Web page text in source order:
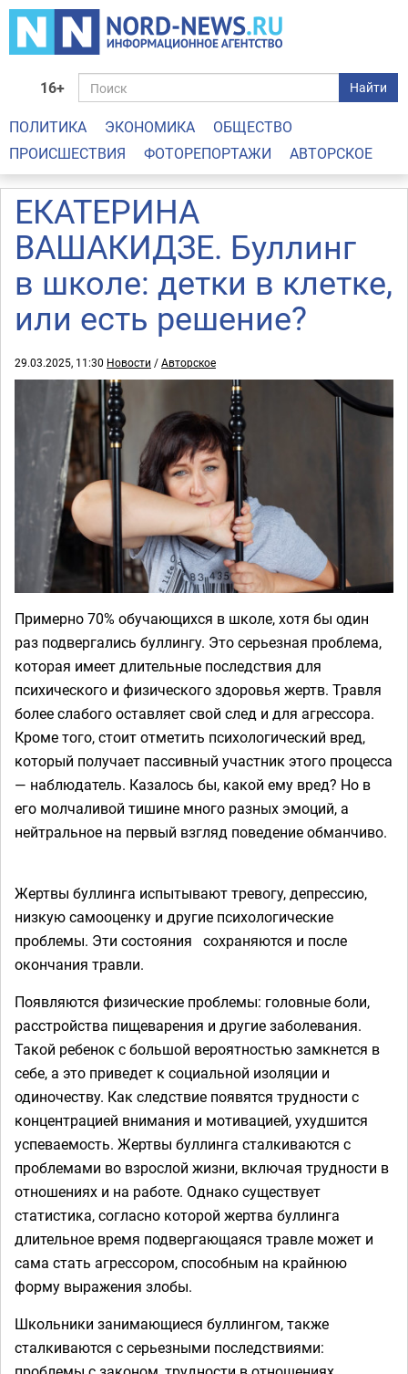
16+ Найти
ПОЛИТИКА ЭКОНОМИКА
ОБЩЕСТВО
ПРОИСШЕСТВИЯ
ФОТОРЕПОРТАЖИ АВТОРСКОЕ
ЕКАТЕРИНА
ВАШАКИДЗЕ. Буллинг
в школе: детки в клетке,
или есть решение? ⁣⁣⠀
29.03.2025, 11:30 Новости /Авторское
Примерно 70% обучающихся в школе, хотя бы один
раз подвергались буллингу. Это серьезная проблема,
которая имеет длительные последствия для
психического и физического здоровья жертв. Травля
более слабого оставляет свой след и для агрессора.
Кроме того, стоит отметить психологический вред,
который получает пассивный участник этого процесса
— наблюдатель. Казалось бы, какой ему вред? Но в
его молчаливой тишине много разных эмоций, а
нейтральное на первый взгляд поведение обманчиво.
Жертвы буллинга испытывают тревогу, депрессию,
низкую самооценку и другие психологические
проблемы. Эти состояния⠀сохраняются и после
окончания травли.⁣⁣⠀
Появляются физические проблемы: головные боли,
расстройства пищеварения и другие заболевания.
Такой ребенок с большой вероятностью замкнется в
себе, а это приведет к социальной изоляции и
одиночеству. Как следствие появятся трудности с
концентрацией внимания и мотивацией, ухудшится
успеваемость.⁣⁣ Жертвы буллинга сталкиваются с
проблемами во взрослой жизни, включая трудности в
отношениях и на работе. Однако существует
статистика, согласно которой жертва буллинга
длительное время подвергающаяся травле может и
сама стать агрессором, способным на крайнюю
форму выражения злобы. ⁣⁣⠀
Школьники занимающиеся буллингом, также
сталкиваются с серьезными последствиями: